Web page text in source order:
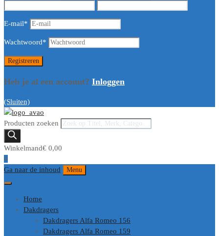
E-mail*
Wachtwoord*
Heb je al een account? Inloggen
(Sluiten)
Producten zoeken
Winkelmand€ 0,00
0
Ga naar de inhoud
Menu
Home
Dakdragers
Dakdragers Alfa Romeo 156
Dakdragers Alfa Romeo 159